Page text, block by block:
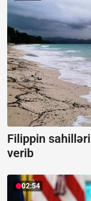
Filippin
verib
02:54